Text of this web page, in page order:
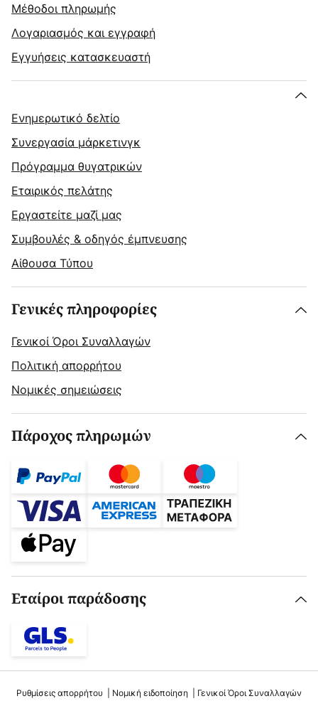
Μέθοδοι πληρωμής
Λογαριασμός και εγγραφή
Εγγυήσεις κατασκευαστή
Ενημερωτικό δελτίο
Συνεργασία μάρκετινγκ
Πρόγραμμα θυγατρικών
Εταιρικός πελάτης
Εργαστείτε μαζί μας
Συμβουλές & οδηγός έμπνευσης
Αίθουσα Τύπου
Γενικές πληροφορίες
Γενικοί Όροι Συναλλαγών
Πολιτική απορρήτου
Νομικές σημειώσεις
Πάροχος πληρωμών
Εταίροι παράδοσης
Ρυθμίσεις απορρήτου Νομική ειδοποίηση Γενικοί Όροι Συναλλαγών